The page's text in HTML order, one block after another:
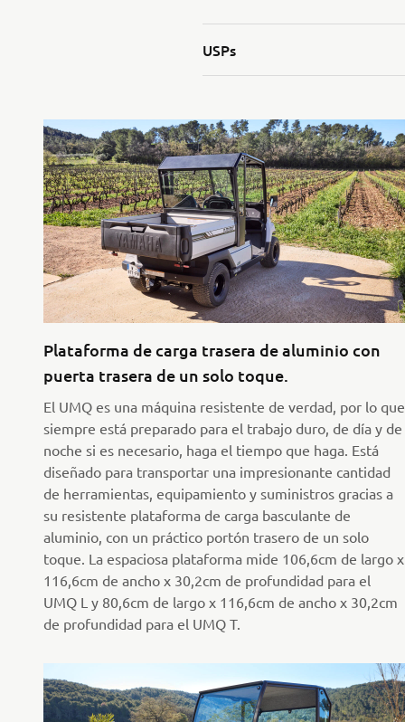
USPs
Plataforma de carga trasera de aluminio con
puerta trasera de un solo toque.
El UMQ es una máquina resistente de verdad, por lo que
siempre está preparado para el trabajo duro, de día y de
noche si es necesario, haga el tiempo que haga. Está
diseñado para transportar una impresionante cantidad
de herramientas, equipamiento y suministros gracias a
su resistente plataforma de carga basculante de
aluminio, con un práctico portón trasero de un solo
toque. La espaciosa plataforma mide 106,6cm de largo x
116,6cm de ancho x 30,2cm de profundidad para el
UMQ L y 80,6cm de largo x 116,6cm de ancho x 30,2cm
de profundidad para el UMQ T.